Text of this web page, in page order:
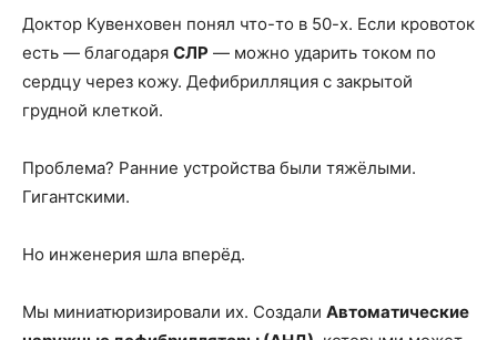
Доктор Кувенховен понял что-то в 50-х. Если кровоток
есть — благодаря СЛР — можно ударить током по
сердцу через кожу. Дефибрилляция с закрытой
грудной клеткой.
Проблема? Ранние устройства были тяжёлыми.
Гигантскими.
Но инженерия шла вперёд.
Мы миниатюризировали их. Создали Автоматические